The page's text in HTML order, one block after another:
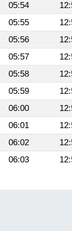
05:54
05:55
05:56
05:57
05:58
05:59
06:00
06:01
06:02
06:03